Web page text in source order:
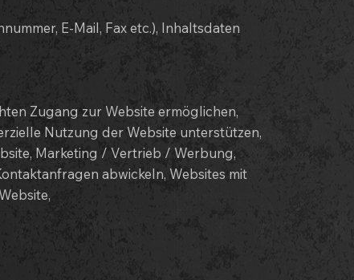
E-Mail, Fax etc.), Inhaltsdaten
Zugang zur Website ermöglichen,
Nutzung der Website unterstützen,
Marketing / Vertrieb / Werbung,
abwickeln, Websites mit